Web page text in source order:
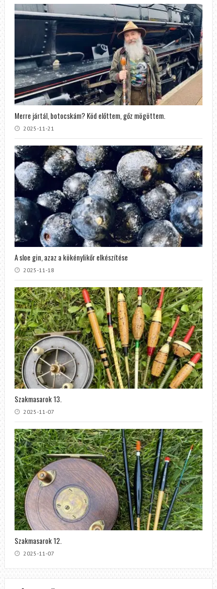
Merre jártál, botocskám? Köd előttem, gőz mögöttem.
2025-11-21
A sloe gin, azaz a kökénylikőr elkészítése
2025-11-18
Szakmasarok 13.
2025-11-07
Szakmasarok 12.
2025-11-07